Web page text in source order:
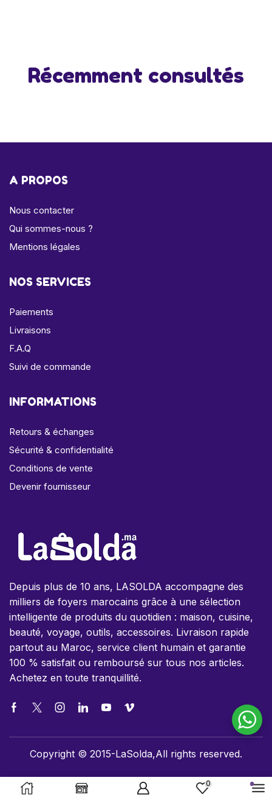
Récemment consultés
A PROPOS
Nous contacter
Qui sommes-nous ?
Mentions légales
NOS SERVICES
Paiements
Livraisons
F.A.Q
Suivi de commande
INFORMATIONS
Retours & échanges
Sécurité & confidentialité
Conditions de vente
Devenir fournisseur
Depuis plus de 10 ans, LASOLDA accompagne des
milliers de foyers marocains grâce à une sélection
intelligente de produits du quotidien : maison, cuisine,
beauté, voyage, outils, accessoires. Livraison rapide
partout au Maroc, service client humain et garantie
100 % satisfait ou remboursé sur tous nos articles.
Achetez en toute tranquillité.
Copyright © 2015-LaSolda,All rights reserved.
0